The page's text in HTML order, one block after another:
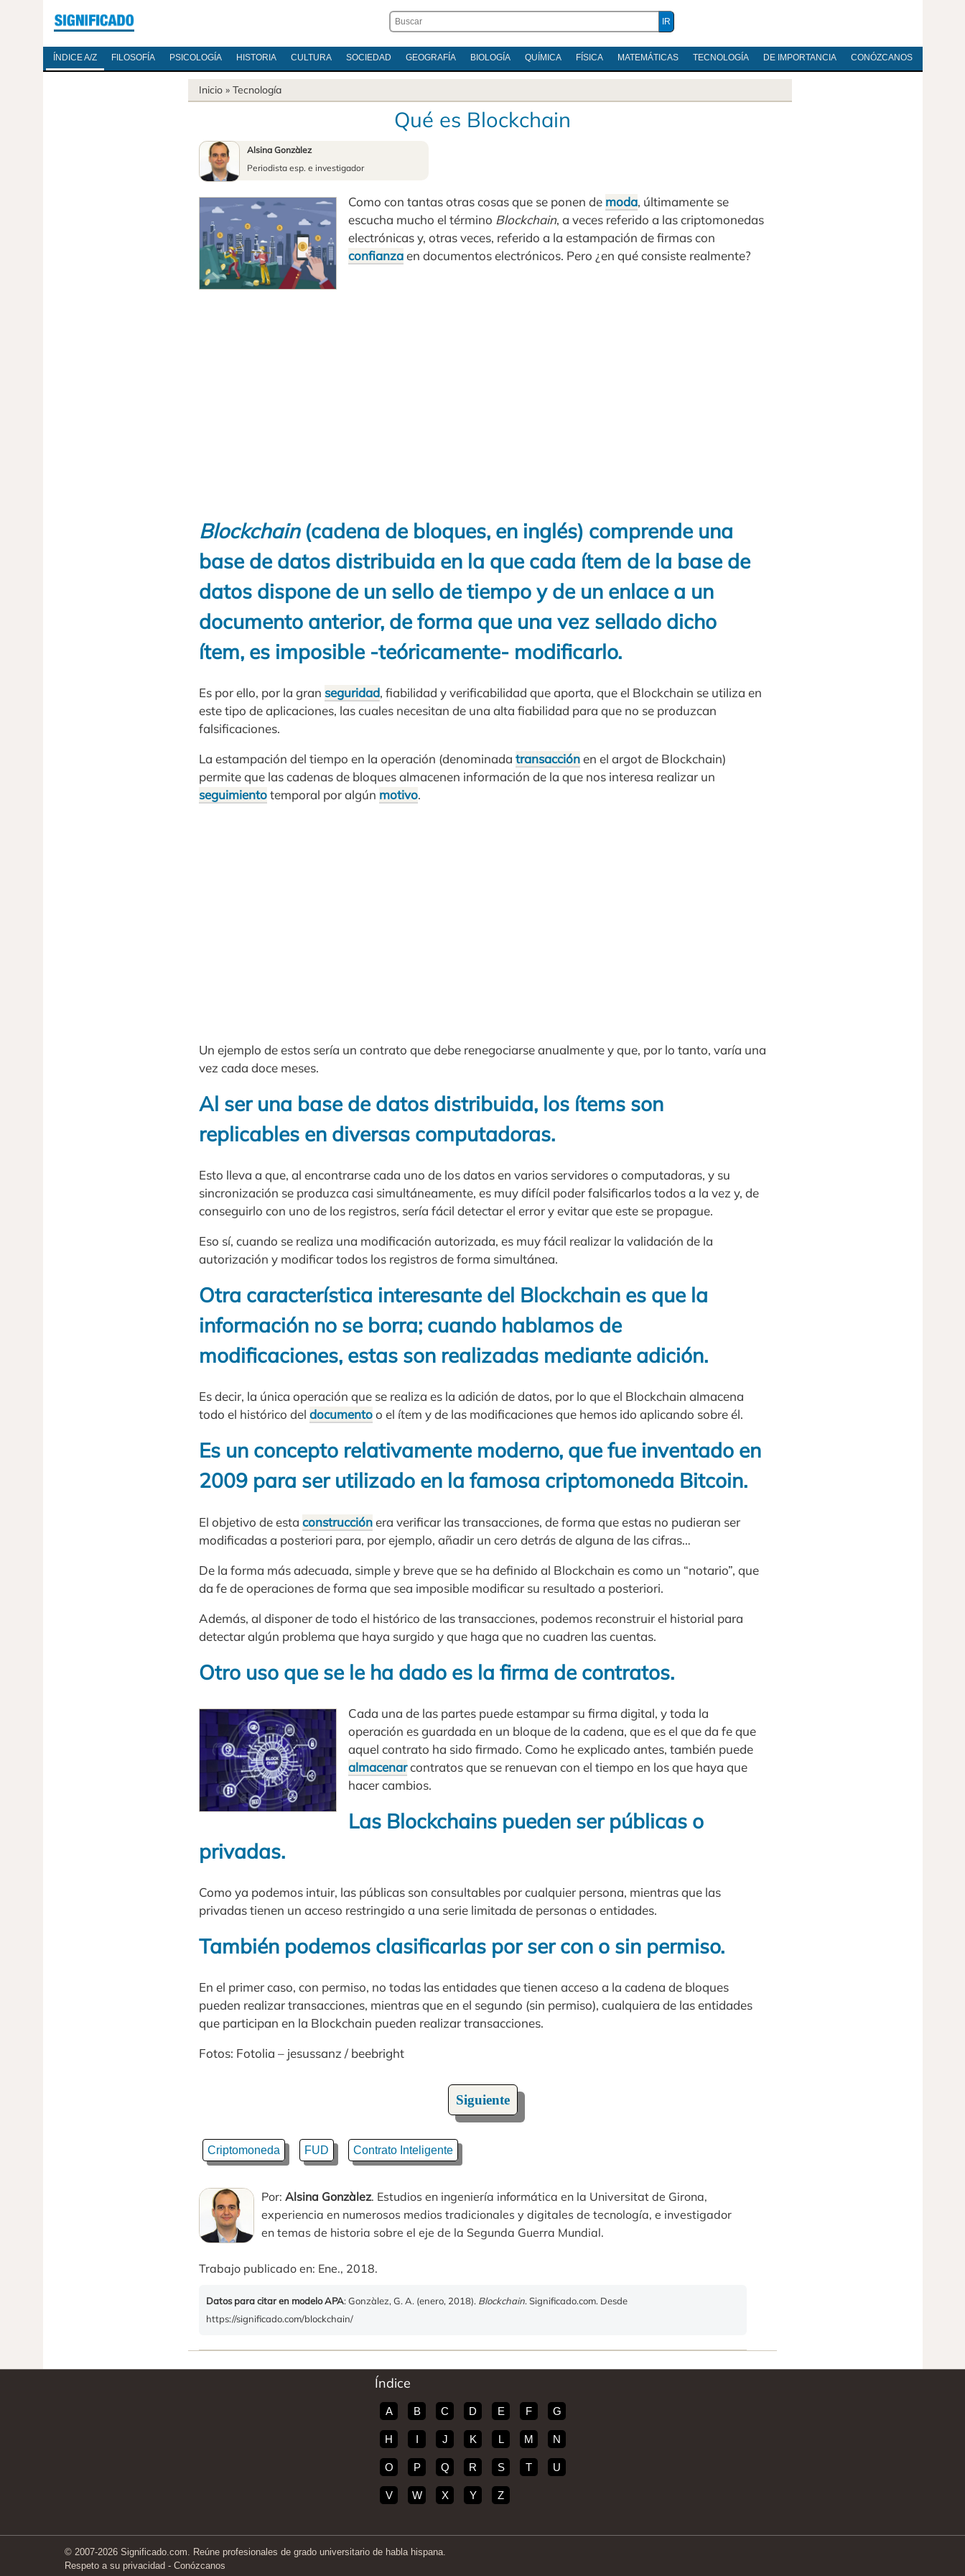
ÍNDICE A/Z FILOSOFÍA PSICOLOGÍA HISTORIA CULTURA SOCIEDAD GEOGRAFÍA BIOLOGÍA QUÍMICA FÍSICA MATEMÁTICAS TECNOLOGÍA DE IMPORTANCIA CONÓZCANOS
Inicio » Tecnología
Qué es Blockchain
Alsina Gonzàlez
Periodista esp. e investigador
Como con tantas otras cosas que se ponen de moda, últimamente se
escucha mucho el término Blockchain, a veces referido a las criptomonedas
electrónicas y, otras veces, referido a la estampación de firmas con
confianzaen documentos electrónicos. Pero ¿en qué consiste realmente?
Blockchain(cadena de bloques, en inglés) comprende una
base de datos distribuida en la que cada ítem de la base de
datos dispone de un sello de tiempo y de un enlace a un
documento anterior, de forma que una vez sellado dicho
ítem, es imposible -teóricamente- modificarlo.
Es por ello, por la gran seguridad, fiabilidad y verificabilidad que aporta, que el Blockchain se utiliza en
este tipo de aplicaciones, las cuales necesitan de una alta fiabilidad para que no se produzcan
falsificaciones.
La estampación del tiempo en la operación (denominada transacciónen el argot de Blockchain)
permite que las cadenas de bloques almacenen información de la que nos interesa realizar un
seguimientotemporal por algún motivo.
Un ejemplo de estos sería un contrato que debe renegociarse anualmente y que, por lo tanto, varía una
vez cada doce meses.
Al ser una base de datos distribuida, los ítems son
replicables en diversas computadoras.
Esto lleva a que, al encontrarse cada uno de los datos en varios servidores o computadoras, y su
sincronización se produzca casi simultáneamente, es muy difícil poder falsificarlos todos a la vez y, de
conseguirlo con uno de los registros, sería fácil detectar el error y evitar que este se propague.
Eso sí, cuando se realiza una modificación autorizada, es muy fácil realizar la validación de la
autorización y modificar todos los registros de forma simultánea.
Otra característica interesante del Blockchain es que la
información no se borra; cuando hablamos de
modificaciones, estas son realizadas mediante adición.
Es decir, la única operación que se realiza es la adición de datos, por lo que el Blockchain almacena
todo el histórico del documentoo el ítem y de las modificaciones que hemos ido aplicando sobre él.
Es un concepto relativamente moderno, que fue inventado en
2009 para ser utilizado en la famosa criptomoneda Bitcoin.
El objetivo de esta construcciónera verificar las transacciones, de forma que estas no pudieran ser
modificadas a posteriori para, por ejemplo, añadir un cero detrás de alguna de las cifras…
De la forma más adecuada, simple y breve que se ha definido al Blockchain es como un “notario”, que
da fe de operaciones de forma que sea imposible modificar su resultado a posteriori.
Además, al disponer de todo el histórico de las transacciones, podemos reconstruir el historial para
detectar algún problema que haya surgido y que haga que no cuadren las cuentas.
Otro uso que se le ha dado es la firma de contratos.
Cada una de las partes puede estampar su firma digital, y toda la
operación es guardada en un bloque de la cadena, que es el que da fe que
aquel contrato ha sido firmado. Como he explicado antes, también puede
almacenarcontratos que se renuevan con el tiempo en los que haya que
hacer cambios.
Las Blockchains pueden ser públicas o
privadas.
Como ya podemos intuir, las públicas son consultables por cualquier persona, mientras que las
privadas tienen un acceso restringido a una serie limitada de personas o entidades.
También podemos clasificarlas por ser con o sin permiso.
En el primer caso, con permiso, no todas las entidades que tienen acceso a la cadena de bloques
pueden realizar transacciones, mientras que en el segundo (sin permiso), cualquiera de las entidades
que participan en la Blockchain pueden realizar transacciones.
Fotos: Fotolia – jesussanz / beebright
Siguiente
Criptomoneda FUD Contrato Inteligente
Por: Alsina Gonzàlez. Estudios en ingeniería informática en la Universitat de Girona,
experiencia en numerosos medios tradicionales y digitales de tecnología, e investigador
en temas de historia sobre el eje de la Segunda Guerra Mundial.
Trabajo publicado en: Ene., 2018.
Datos para citar en modelo APA: Gonzàlez, G. A. (enero, 2018). Blockchain. Significado.com. Desde
https://significado.com/blockchain/
Índice
A B C D E F G
H I J K L M N
O P Q R S T U
V W X Y Z
© 2007-2026 Significado.com. Reúne profesionales de grado universitario de habla hispana.
Respeto a su privacidad - Conózcanos